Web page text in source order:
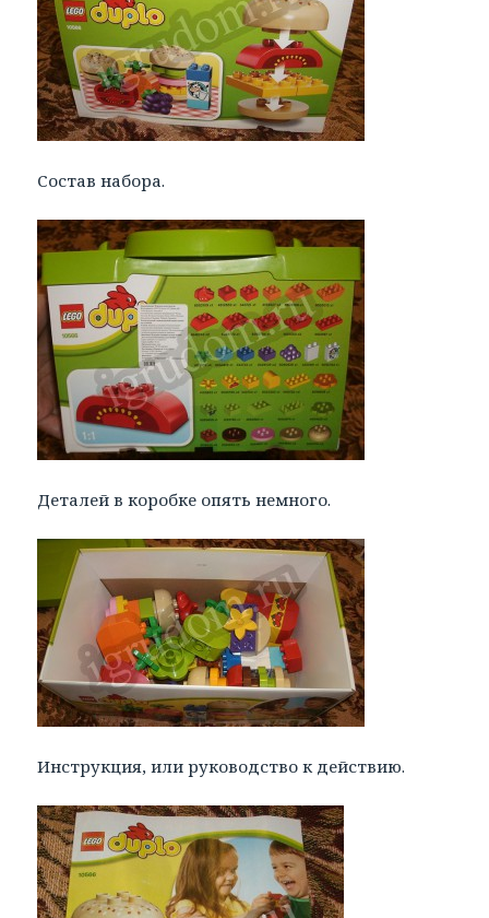
Состав набора.
Деталей в коробке опять немного.
Инструкция, или руководство к действию.